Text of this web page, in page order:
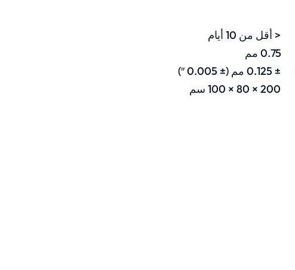
< أقل من 10 أيام
0.75 مم
± 0.125 مم (± 0.005 ″)
200 × 80 × 100 سم